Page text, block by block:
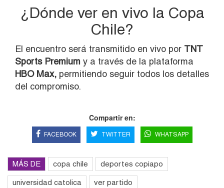
¿Dónde ver en vivo la Copa
Chile?
El encuentro será transmitido en vivo por TNT
Sports Premium y a través de la plataforma
HBO Max, permitiendo seguir todos los detalles
del compromiso.
Compartir en:
FACEBOOK TWITTER WHATSAPP
MÁS DE copa chile deportes copiapo
universidad catolica ver partido